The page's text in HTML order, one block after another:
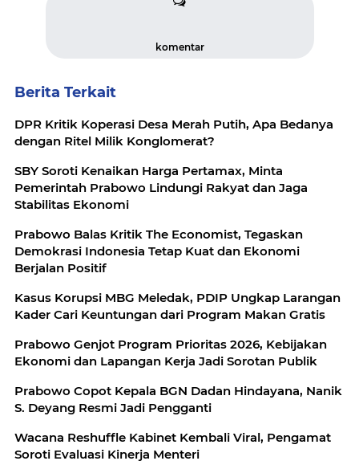
komentar
Berita Terkait
DPR Kritik Koperasi Desa Merah Putih, Apa Bedanya
dengan Ritel Milik Konglomerat?
SBY Soroti Kenaikan Harga Pertamax, Minta
Pemerintah Prabowo Lindungi Rakyat dan Jaga
Stabilitas Ekonomi
Prabowo Balas Kritik The Economist, Tegaskan
Demokrasi Indonesia Tetap Kuat dan Ekonomi
Berjalan Positif
Kasus Korupsi MBG Meledak, PDIP Ungkap Larangan
Kader Cari Keuntungan dari Program Makan Gratis
Prabowo Genjot Program Prioritas 2026, Kebijakan
Ekonomi dan Lapangan Kerja Jadi Sorotan Publik
Prabowo Copot Kepala BGN Dadan Hindayana, Nanik
S. Deyang Resmi Jadi Pengganti
Wacana Reshuffle Kabinet Kembali Viral, Pengamat
Soroti Evaluasi Kinerja Menteri